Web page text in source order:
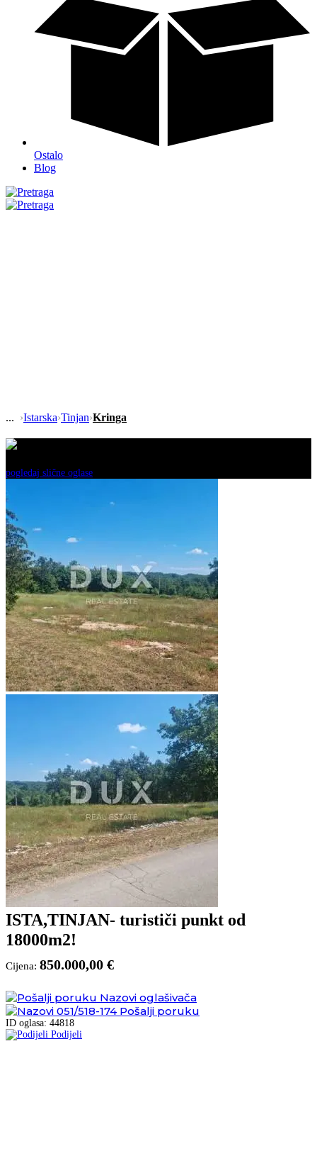
Ostalo
Blog
›Istarska›Tinjan›Kringa
pogledaj slične oglase
ISTA,TINJAN- turističi punkt od
18000m2!
Cijena: 850.000,00 €
Nazovi oglašivača
051/518-174 Pošalji poruku
ID oglasa: 44818
Podijeli